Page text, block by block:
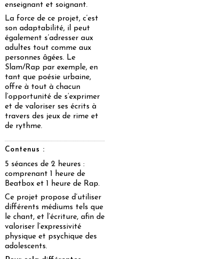
enseignant et soignant.
La force de ce projet, c’est
son adaptabilité, il peut
également s’adresser aux
adultes tout comme aux
personnes âgées. Le
Slam/Rap par exemple, en
tant que poésie urbaine,
offre à tout à chacun
l’opportunité de s’exprimer
et de valoriser ses écrits à
travers des jeux de rime et
de rythme.
Contenus :
5 séances de 2 heures :
comprenant 1 heure de
Beatbox et 1 heure de Rap.
Ce projet propose d’utiliser
différents médiums tels que
le chant, et l’écriture, afin de
valoriser l’expressivité
physique et psychique des
adolescents.